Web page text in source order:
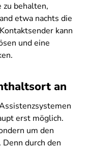
zu behalten,
etwa nachts die
kann
und eine
an
erst möglich.
um den
. Denn durch den